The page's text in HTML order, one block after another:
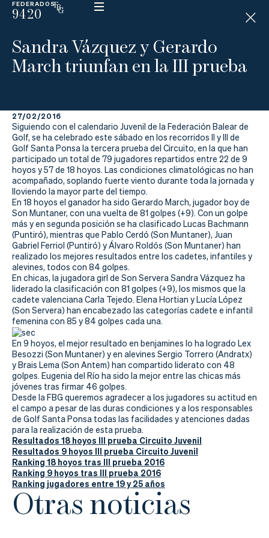
FEDERADOS
9420
ESP
N
D
I
C
La
Federación
Federarse
Jugar
Aprender
Actualidad
Tienda
Sandra Vázquez y Gerardo
March triunfan en la III prueba
27/02/2016
Siguiendo con el calendario Juvenil de la Federación Balear de
Golf, se ha celebrado este sábado en los recorridos II y III de
Golf Santa Ponsa la tercera prueba del Circuito, en la que han
participado un total de 79 jugadores repartidos entre 22 de 9
hoyos y 57 de 18 hoyos. Las condiciones climatológicas no han
acompañado, soplando fuerte viento durante toda la jornada y
lloviendo la mayor parte del tiempo.
En 18 hoyos el ganador ha sido Gerardo March, jugador boy de
Son Muntaner, con una vuelta de 81 golpes (+9). Con un golpe
más y en segunda posición se ha clasificado Lucas Bachmann
(Puntiró), mientras que Pablo Cerdó (Son Muntaner), Juan
Gabriel Ferriol (Puntiró) y Álvaro Roldós (Son Muntaner) han
realizado los mejores resultados entre los cadetes, infantiles y
alevines, todos con 84 golpes.
En chicas, la jugadora girl de Son Servera Sandra Vázquez ha
liderado la clasificación con 81 golpes (+9), los mismos que la
cadete valenciana Carla Tejedo. Elena Hortian y Lucía López
(Son Servera) han encabezado las categorías cadete e infantil
femenina con 85 y 84 golpes cada una.
En 9 hoyos, el mejor resultado en benjamines lo ha logrado Lex
Besozzi (Son Muntaner) y en alevines Sergio Torrero (Andratx)
y Brais Lema (Son Antem) han compartido liderato con 48
golpes. Eugenia del Río ha sido la mejor entre las chicas más
jóvenes tras firmar 46 golpes.
Desde la FBG queremos agradecer a los jugadores su actitud en
el campo a pesar de las duras condiciones y a los responsables
de Golf Santa Ponsa todas las facilidades y atenciones dadas
para la realización de esta prueba.
Resultados 18 hoyos III prueba Circuito Juvenil
Resultados 9 hoyos III prueba Circuito Juvenil
Ranking 18 hoyos tras III prueba 2016
Ranking 9 hoyos tras III prueba 2016
Ranking jugadores entre 19 y 25 años
Otras noticias